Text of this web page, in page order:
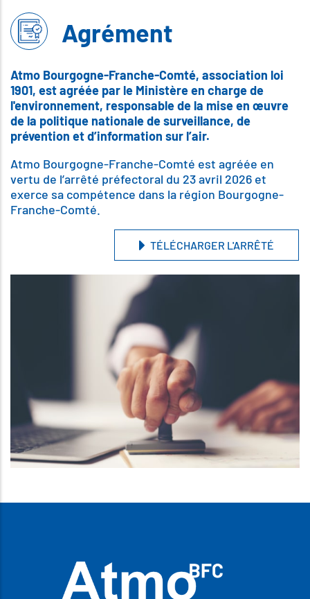
Agrément
Atmo Bourgogne-Franche-Comté, association loi
1901, est agréée par le Ministère en charge de
l'environnement, responsable de la mise en œuvre
de la politique nationale de surveillance, de
prévention et d’information sur l’air.
Atmo Bourgogne-Franche-Comté est agréée en
vertu de l’arrêté préfectoral du 23 avril 2026 et
exerce sa compétence dans la région Bourgogne-
Franche-Comté.
TÉLÉCHARGER L'ARRÊTÉ